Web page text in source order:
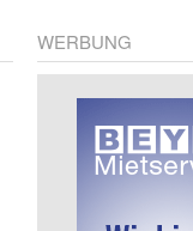
WERBUNG